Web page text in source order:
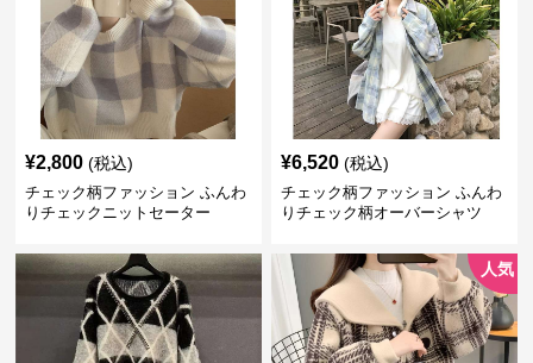
¥2,800 (税込)
チェック柄ファッション ふんわ
りチェックニットセーター
¥6,520 (税込)
チェック柄ファッション ふんわ
りチェック柄オーバーシャツ
人気